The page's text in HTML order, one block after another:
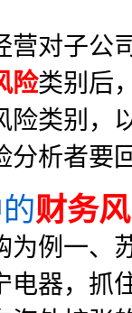
营对子公
险类别后
险类别，
分析者要
财务
例一、
电器，抓